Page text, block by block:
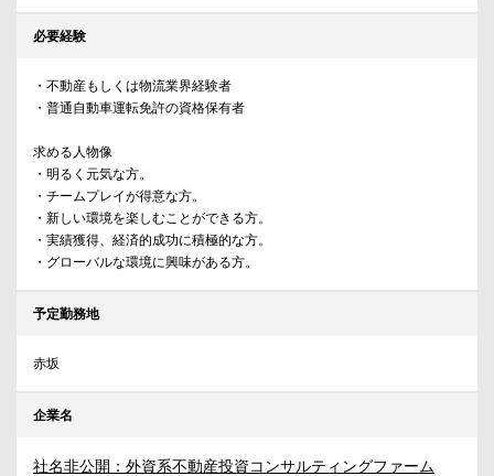
必要経験
・不動産もしくは物流業界経験者
・普通自動車運転免許の資格保有者
求める人物像
・明るく元気な方。
・チームプレイが得意な方。
・新しい環境を楽しむことができる方。
・実績獲得、経済的成功に積極的な方。
・グローバルな環境に興味がある方。
予定勤務地
赤坂
企業名
社名非公開：外資系不動産投資コンサルティングファーム